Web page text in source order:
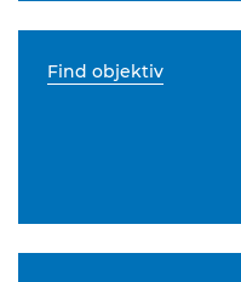
Find objektiv